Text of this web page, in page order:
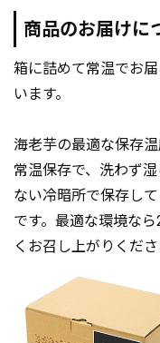
商品のお届けに
箱に詰めて常温でお
います。
海老芋の最適な保存
常温保存で、洗わず
ない冷暗所で保存し
です。最適な環境な
くお召し上がりくださ